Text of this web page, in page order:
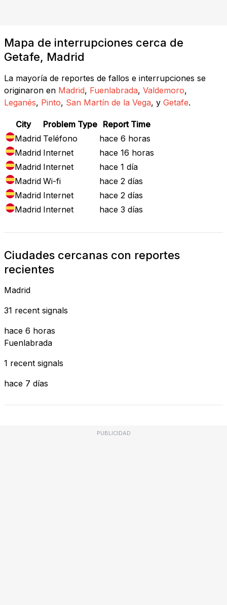
Mapa de interrupciones cerca de
Getafe, Madrid
La mayoría de reportes de fallos e interrupciones se
originaron en Madrid, Fuenlabrada, Valdemoro,
Leganés, Pinto, San Martín de la Vega, y Getafe.
City Problem Type Report Time
Madrid Teléfono
hace 6 horas
Madrid Internet
hace 16 horas
Madrid Internet
hace 1 día
Madrid Wi-fi
hace 2 días
Madrid Internet
hace 2 días
Madrid Internet hace 3 días
Ciudades cercanas con reportes
recientes
Madrid
31 recent signals
hace 6 horas
Fuenlabrada
1 recent signals
hace 7 días
PUBLICIDAD